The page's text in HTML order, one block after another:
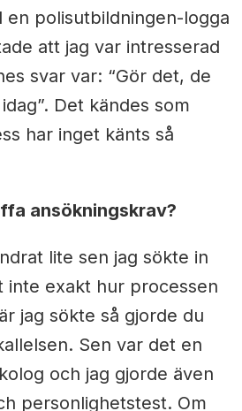
en polisutbildningen-logga
att jag var intresserad
svar var: “Gör det, de
Det kändes som
har inget känts så
ansökningskrav?
lite sen jag sökte in
inte exakt hur processen
jag sökte så gjorde du
Sen var det en
och jag gjorde även
personlighetstest. Om